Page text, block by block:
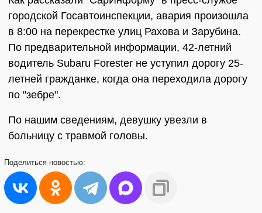
городской Госавтоинспекции, авария произошла
в 8:00 на перекрестке улиц Рахова и Зарубина.
По предварительной информации, 42-летний
водитель Subaru Forester не уступил дорогу 25-
летней гражданке, когда она переходила дорогу
по "зебре".
По нашим сведениям, девушку увезли в
больницу с травмой головы.
Поделиться новостью: